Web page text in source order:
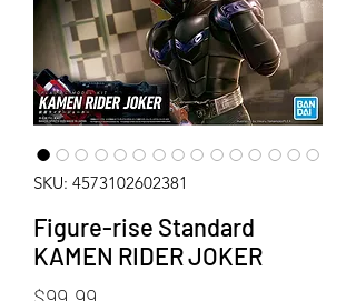
WECHAT 微信諮詢
SKU: 4573102602381
Figure-rise Standard
KAMEN RIDER JOKER